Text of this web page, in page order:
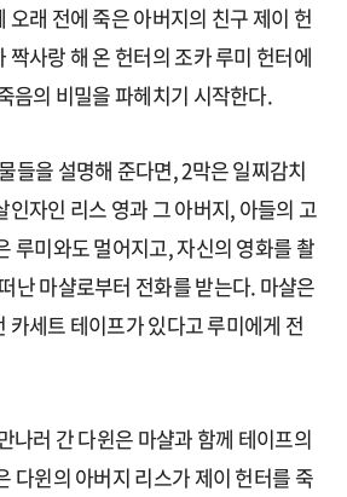
오래 전에 죽은 아버지의 친구 제이 헌
짝사랑 해 온 헌터의 조카 루미 헌터에
음의 비밀을 파헤치기 시작한다.
들을 설명해 준다면, 2막은 일찌감치
인자인 리스 영과 그 아버지, 아들의 고
루미와도 멀어지고, 자신의 영화를 촬
난 마샬로부터 전화를 받는다. 마샬은
카세트 테이프가 있다고 루미에게 전
나러 간 다윈은 마샬과 함께 테이프의
다윈의 아버지 리스가 제이 헌터를 죽